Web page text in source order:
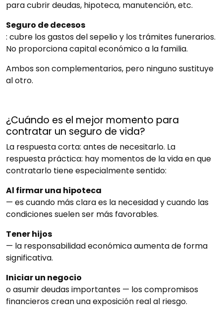
para cubrir deudas, hipoteca, manutención, etc.
Seguro de decesos
: cubre los gastos del sepelio y los trámites funerarios.
No proporciona capital económico a la familia.
Ambos son complementarios, pero ninguno sustituye
al otro.
¿Cuándo es el mejor momento para
contratar un seguro de vida?
La respuesta corta: antes de necesitarlo. La
respuesta práctica: hay momentos de la vida en que
contratarlo tiene especialmente sentido:
Al firmar una hipoteca
— es cuando más clara es la necesidad y cuando las
condiciones suelen ser más favorables.
Tener hijos
— la responsabilidad económica aumenta de forma
significativa.
Iniciar un negocio
o asumir deudas importantes — los compromisos
financieros crean una exposición real al riesgo.